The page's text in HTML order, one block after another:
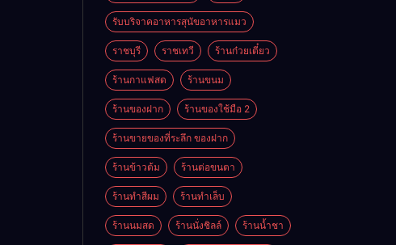
รับบริจาคอาหารสุนัขอาหารแมว
ราชบุรี ราชเทวี ร้านก๋วยเตี๋ยว
ร้านกาแฟสด ร้านขนม
ร้านของฝาก ร้านของใช้มือ 2
ร้านขายของที่ระลึก ของฝาก
ร้านข้าวต้ม ร้านต่อขนตา
ร้านทำสีผม ร้านทำเล็บ
ร้านนมสด ร้านนั่งชิลล์ ร้านน้ำชา